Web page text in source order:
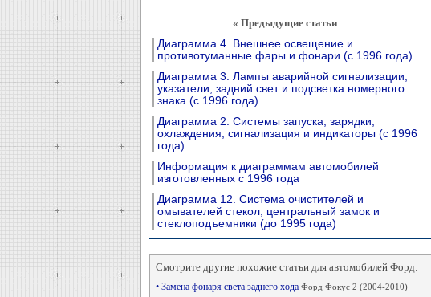
« Предыдущие статьи
Диаграмма 4. Внешнее освещение и
противотуманные фары и фонари (с 1996 года)
Диаграмма 3. Лампы аварийной сигнализации,
указатели, задний свет и подсветка номерного
знака (с 1996 года)
Диаграмма 2. Системы запуска, зарядки,
охлаждения, сигнализация и индикаторы (с 1996
года)
Информация к диаграммам автомобилей
изготовленных с 1996 года
Диаграмма 12. Система очистителей и
омывателей стекол, центральный замок и
стеклоподъемники (до 1995 года)
Смотрите другие похожие статьи для автомобилей Форд:
• Замена фонаря света заднего хода Форд Фокус 2 (2004-2010)